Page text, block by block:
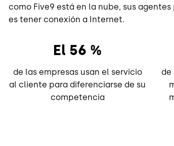
como Five9 está en la nube, sus
es tener conexión a Internet.
El 56 %
de las empresas usan el servicio
al cliente para diferenciarse de su
competencia
de